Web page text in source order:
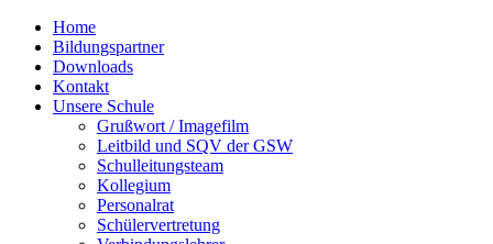
Home
Bildungspartner
Downloads
Kontakt
Unsere Schule
Grußwort / Imagefilm
Leitbild und SQV der GSW
Schulleitungsteam
Kollegium
Personalrat
Schülervertretung